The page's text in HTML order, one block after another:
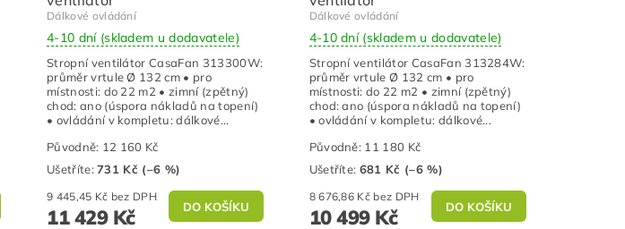
Dálkové ovládání
4-10 dní (skladem u dodavatele)
Stropní ventilátor CasaFan 313300W:
průměr vrtule Ø 132 cm • pro
místnosti: do 22 m2 • zimní (zpětný)
chod: ano (úspora nákladů na topení)
• ovládání v kompletu: dálkové...
Původně: 12 160 Kč
Ušetříte:731 Kč (–6 %)
9 445,45 Kč bez DPH
11 429 Kč
Dálkové ovládání
4-10 dní (skladem u dodavatele)
Stropní ventilátor CasaFan 313284W:
průměr vrtule Ø 132 cm • pro
místnosti: do 22 m2 • zimní (zpětný)
chod: ano (úspora nákladů na topení)
• ovládání v kompletu: dálkové...
Původně: 11 180 Kč
Ušetříte: 681 Kč (–6 %)
8 676,86 Kč bez DPH
10 499 Kč